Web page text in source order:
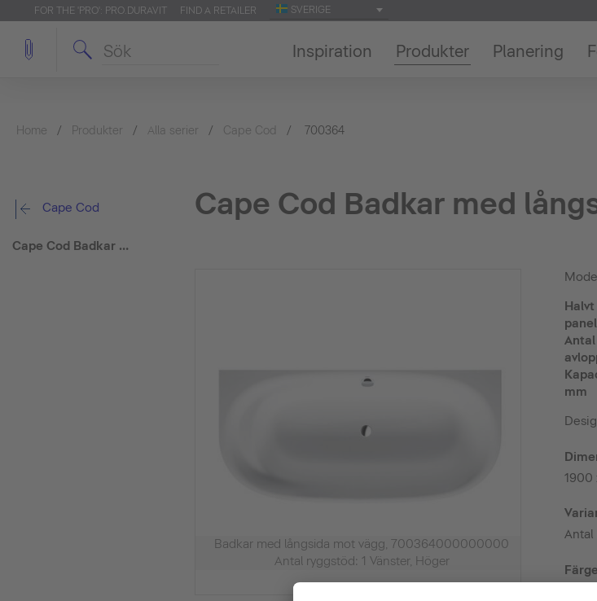
FOR THE 'PRO': PRO.DURAVIT FIND A RETAILER SVERIGE
Inspiration Produkter Planering
Home Produkter Alla serier Cape Cod 700364
Cape Cod
Cape Cod Badkar med långsida mot vägg
Cape Cod Badkar med
Badkar med långsida mot vägg, 700364000000000
Antal ryggstöd: 1 Vänster, Höger
mm
1900
Antal